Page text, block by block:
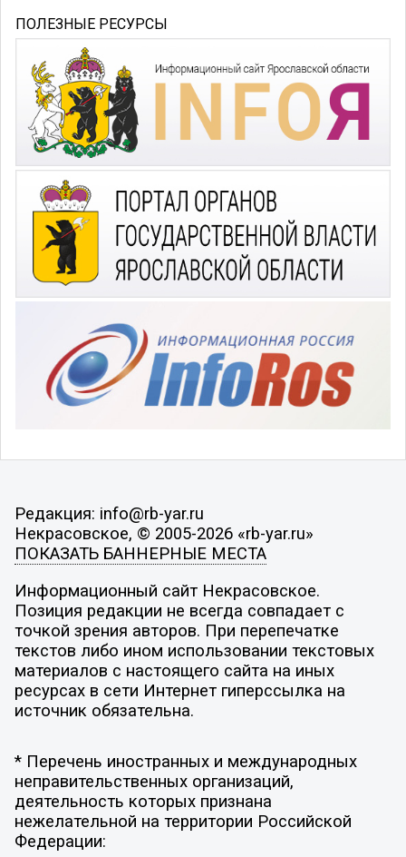
ПОЛЕЗНЫЕ РЕСУРСЫ
Редакция: info@rb-yar.ru
Некрасовское, © 2005-2026 «rb-yar.ru»
ПОКАЗАТЬ БАННЕРНЫЕ МЕСТА
Информационный сайт Некрасовское.
Позиция редакции не всегда совпадает с
точкой зрения авторов. При перепечатке
текстов либо ином использовании текстовых
материалов с настоящего сайта на иных
ресурсах в сети Интернет гиперссылка на
источник обязательна.
* Перечень иностранных и международных
неправительственных организаций,
деятельность которых признана
нежелательной на территории Российской
Федерации: